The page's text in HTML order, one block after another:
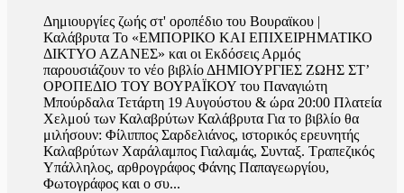
Δημιουργίες ζωής στ' οροπέδιο του Βουραϊκου |
Καλάβρυτα Το «ΕΜΠΟΡΙΚΟ ΚΑΙ ΕΠΙΧΕΙΡΗΜΑΤΙΚΟ
ΔΙΚΤΥΟ ΑΖΑΝΕΣ» και οι Εκδόσεις Αρμός
παρουσιάζουν το νέο βιβλίο ΔΗΜΙΟΥΡΓΙΕΣ ΖΩΗΣ ΣΤ’
ΟΡΟΠΕΔΙΟ ΤΟΥ ΒΟΥΡΑΪΚΟΥ του Παναγιώτη
Μπούρδαλα Τετάρτη 19 Αυγούστου & ώρα 20:00 Πλατεία
Χελμού των Καλαβρύτων Καλάβρυτα Για το βιβλίο θα
μιλήσουν: Φίλιππος Σαρδελιάνος, ιστορικός ερευνητής
Καλαβρύτων Χαράλαμπος Γιαλαμάς, Συνταξ. Τραπεζικός
Υπάλληλος, αρθρογράφος Φάνης Παπαγεωργίου,
Φωτογράφος και ο συ...